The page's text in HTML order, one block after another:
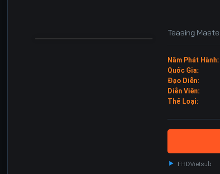
Teasing
Năm Phát Hành:
Quốc Gia:
Đạo Diễn:
Diễn Viên:
Thể Loại:
FHDVietsub